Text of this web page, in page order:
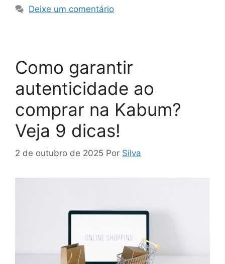
Deixe um comentário
Como garantir
autenticidade ao
comprar na Kabum?
Veja 9 dicas!
2 de outubro de 2025 Por Silva